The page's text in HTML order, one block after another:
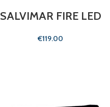
SALVIMAR FIRE LED
€